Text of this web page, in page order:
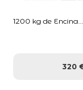
1200 kg de Encina...
320